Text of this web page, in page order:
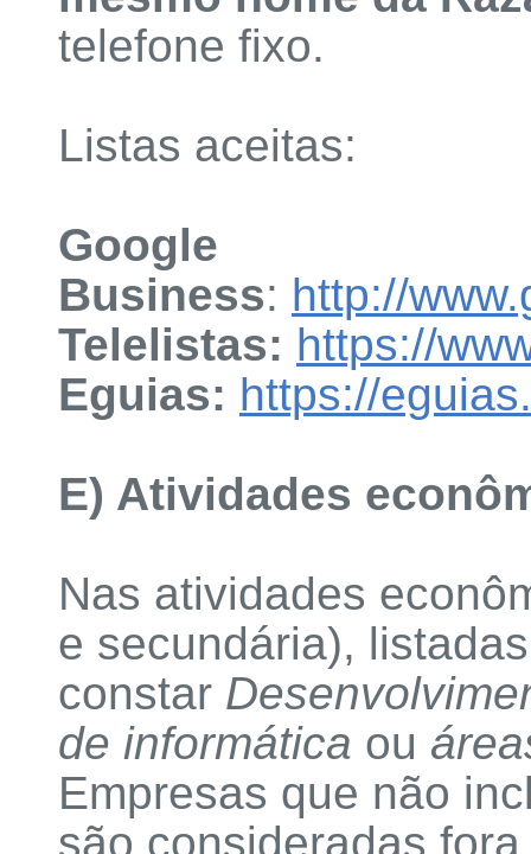
telefone fixo.
Listas aceitas:
Google
Business: http://
Telelistas: https://
Eguias: https://
E) Atividades
Nas atividades
e secundária),
constar
de informática ou
Empresas que não
são consideradas